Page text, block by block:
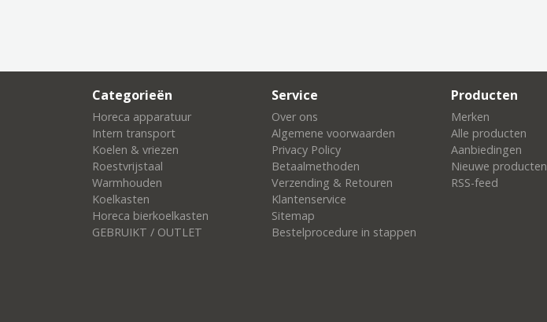
Categorieën
Horeca apparatuur
Intern transport
Koelen & vriezen
Roestvrijstaal
Warmhouden
Koelkasten
Horeca bierkoelkasten
GEBRUIKT / OUTLET
Service
Over ons
Algemene voorwaarden
Privacy Policy
Betaalmethoden
Verzending & Retouren
Klantenservice
Sitemap
Bestelprocedure in stappen
Producten
Merken
Alle producten
Aanbiedingen
Nieuwe producten
RSS-feed